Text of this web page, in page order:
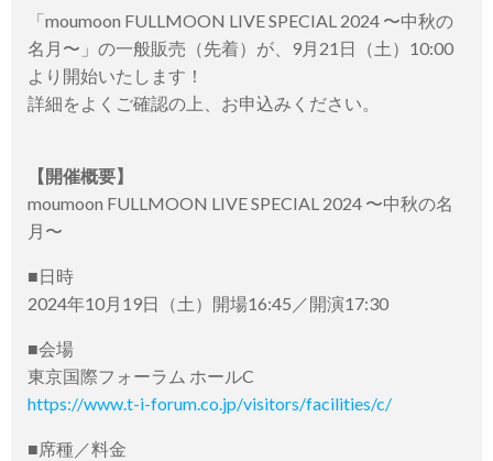
「moumoon FULLMOON LIVE SPECIAL 2024 〜中秋の
名月〜」の一般販売（先着）が、9月21日（土）10:00
より開始いたします！
詳細をよくご確認の上、お申込みください。
【開催概要】
moumoon FULLMOON LIVE SPECIAL 2024 〜中秋の名
月〜
■日時
2024年10月19日（土）開場16:45／開演17:30
■会場
東京国際フォーラム ホールC
https://www.t-i-forum.co.jp/visitors/facilities/c/
■席種／料金